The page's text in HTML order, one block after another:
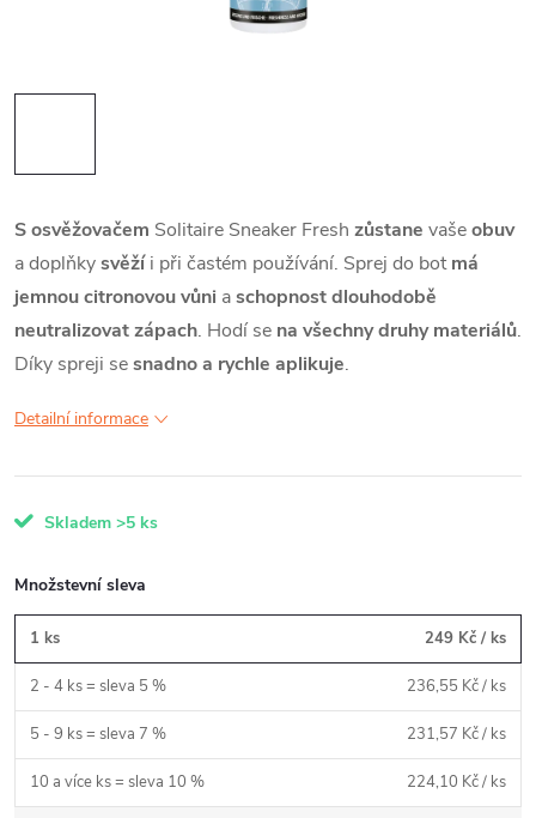
S osvěžovačem Solitaire Sneaker Fresh zůstane vašeobuv
a doplňkysvěžíi při častém používání. Sprej do botmá
jemnou citronovou vůni aschopnost dlouhodobě
neutralizovat zápach. Hodí se na všechny druhy materiálů.
Díky spreji sesnadno a rychle aplikuje.
Detailní informace
Skladem >5 ks
Množstevní sleva
1 ks 249 Kč / ks
2 - 4 ks = sleva 5 % 236,55 Kč/ ks
5 - 9 ks = sleva 7 % 231,57 Kč/ ks
10 a více ks = sleva 10 % 224,10 Kč/ ks